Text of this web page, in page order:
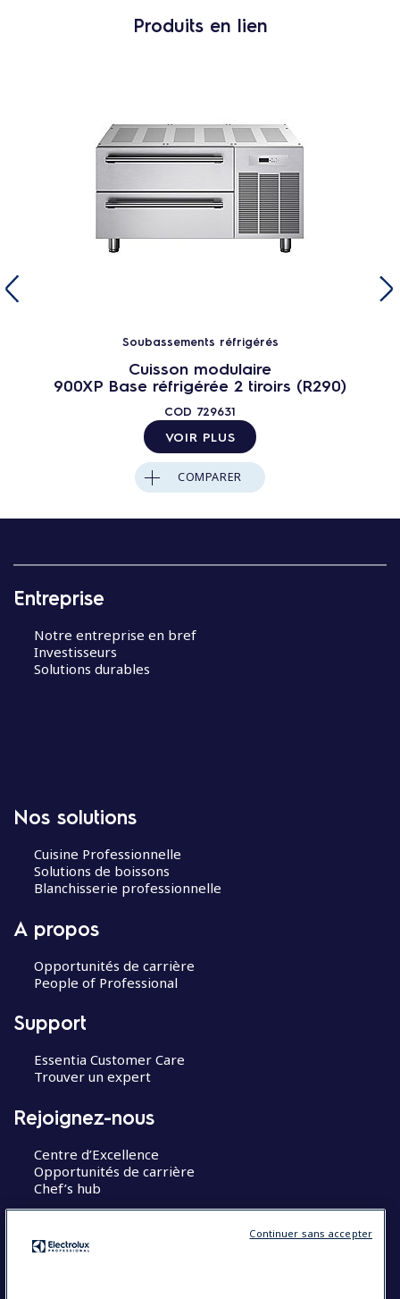
Produits en lien
Soubassements réfrigérés
Cuisson modulaire
900XP Base réfrigérée 2 tiroirs (R290)
COD 729631
VOIR PLUS
COMPARER
Entreprise
Notre entreprise en bref
Investisseurs
Solutions durables
Nos solutions
Cuisine Professionnelle
Solutions de boissons
Blanchisserie professionnelle
A propos
Opportunités de carrière
People of Professional
Support
Essentia Customer Care
Trouver un expert
Rejoignez-nous
Centre d’Excellence
Opportunités de carrière
Chef’s hub
Continuer sans accepter